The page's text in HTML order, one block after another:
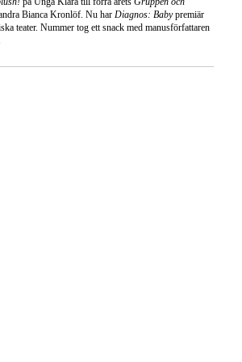
Bianca Kronlöf. Nu har Diagnos: Babypremiär
teater. Nummer tog ett snack med manusförfattaren